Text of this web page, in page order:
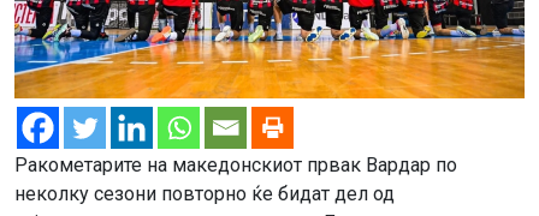
Ракометарите на македонскиот првак Вардар по
неколку сезони повторно ќе бидат дел од